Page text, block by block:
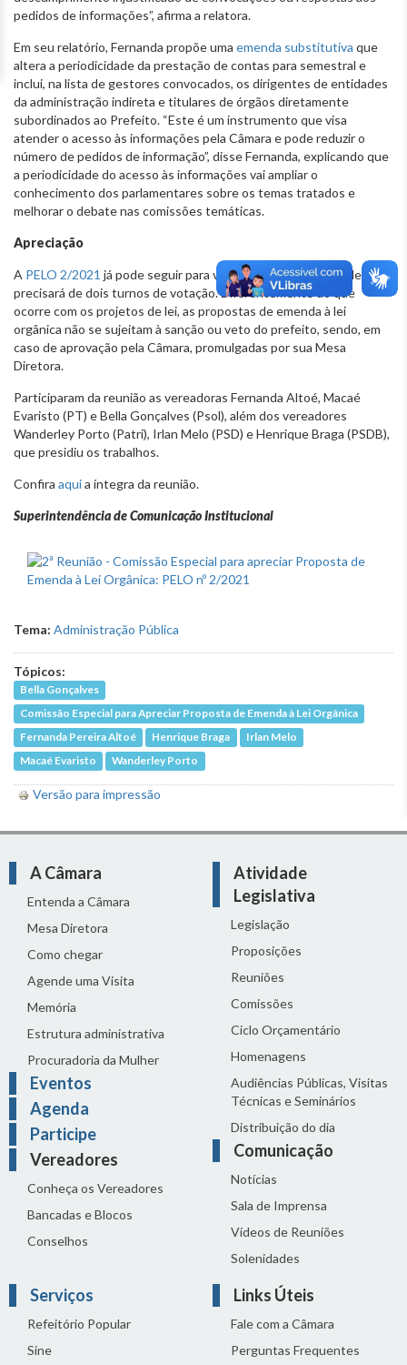
pedidos de informações”, afirma a relatora.
Em seu relatório, Fernanda propõe uma emenda substitutiva que
altera a periodicidade da prestação de contas para semestral e
inclui, na lista de gestores convocados, os dirigentes de entidades
da administração indireta e titulares de órgãos diretamente
subordinados ao Prefeito. “Este é um instrumento que visa
atender o acesso às informações pela Câmara e pode reduzir o
número de pedidos de informação”, disse Fernanda, explicando que
a periodicidade do acesso às informações vai ampliar o
conhecimento dos parlamentares sobre os temas tratados e
melhorar o debate nas comissões temáticas.
Apreciação
A PELO 2/2021 já pode seguir para votação em Plenário, onde
precisará de dois turnos de votação. Diferentemente do que
ocorre com os projetos de lei, as propostas de emenda à lei
orgânica não se sujeitam à sanção ou veto do prefeito, sendo, em
caso de aprovação pela Câmara, promulgadas por sua Mesa
Diretora.
Participaram da reunião as vereadoras Fernanda Altoé, Macaé
Evaristo (PT) e Bella Gonçalves (Psol), além dos vereadores
Wanderley Porto (Patri), Irlan Melo (PSD) e Henrique Braga (PSDB),
que presidiu os trabalhos.
Confira aquia íntegra da reunião.
Superintendência de Comunicação Institucional
Tema: Administração Pública
Tópicos:
Bella Gonçalves
Comissão Especial para Apreciar Proposta de Emenda à Lei Orgânica
Fernanda Pereira Altoé
Henrique Braga
Irlan Melo
Macaé Evaristo
Wanderley Porto
Versão para impressão
A Câmara
Entenda a Câmara
Mesa Diretora
Como chegar
Agende uma Visita
Memória
Estrutura administrativa
Procuradoria da Mulher
Eventos
Agenda
Participe
Vereadores
Conheça os Vereadores
Bancadas e Blocos
Conselhos
Atividade
Legislativa
Legislação
Proposições
Reuniões
Comissões
Ciclo Orçamentário
Homenagens
Audiências Públicas, Visitas
Técnicas e Seminários
Distribuição do dia
Comunicação
Notícias
Sala de Imprensa
Vídeos de Reuniões
Solenidades
Serviços
Refeitório Popular
Sine
Links Úteis
Fale com a Câmara
Perguntas Frequentes